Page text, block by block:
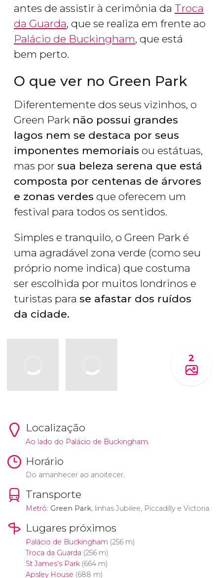
antes de assistir à cerimônia da Troca
da Guarda, que se realiza em frente ao
Palácio de Buckingham, que está
bem perto.
O que ver no Green Park
Diferentemente dos seus vizinhos, o
Green Park não possui grandes
lagos nem se destaca por seus
imponentes memoriais ou estátuas,
mas por sua beleza serena que está
composta por centenas de árvores
e zonas verdes que oferecem um
festival para todos os sentidos.
Simples e tranquilo, o Green Park é
uma agradável zona verde (como seu
próprio nome indica) que costuma
ser escolhida por muitos londrinos e
turistas para se afastar dos ruídos
da cidade.
2
Localização
Ao lado do Palácio de Buckingham.
Horário
Do amanhecer ao anoitecer.
Transporte
Metrô: Green Park, linhas Jubilee, Piccadilly e Victoria.
Lugares próximos
Palácio de Buckingham (256 m)
Troca da Guarda (256 m)
St James's Park(664 m)
Apsley House (688 m)